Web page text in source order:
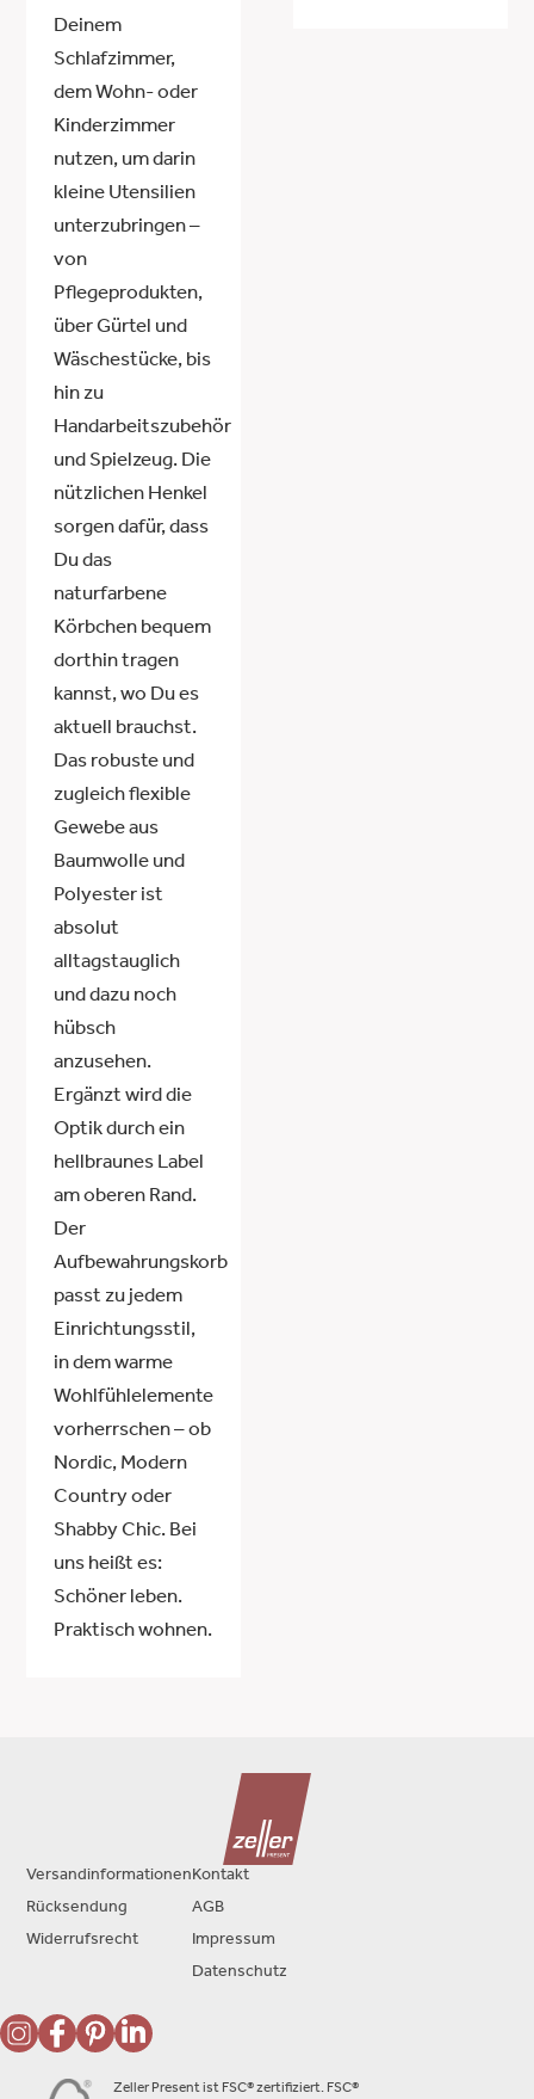
Deinem
Schlafzimmer,
dem Wohn- oder
Kinderzimmer
nutzen, um darin
kleine Utensilien
unterzubringen –
von
Pflegeprodukten,
über Gürtel und
Wäschestücke, bis
hin zu
Handarbeitszubehör
und Spielzeug. Die
nützlichen Henkel
sorgen dafür, dass
Du das
naturfarbene
Körbchen bequem
dorthin tragen
kannst, wo Du es
aktuell brauchst.
Das robuste und
zugleich flexible
Gewebe aus
Baumwolle und
Polyester ist
absolut
alltagstauglich
und dazu noch
hübsch
anzusehen.
Ergänzt wird die
Optik durch ein
hellbraunes Label
am oberen Rand.
Der
Aufbewahrungskorb
passt zu jedem
Einrichtungsstil,
in dem warme
Wohlfühlelemente
vorherrschen – ob
Nordic, Modern
Country oder
Shabby Chic. Bei
uns heißt es:
Schöner leben.
Praktisch wohnen.
Zeller Present ist FSC® zertifiziert. FSC®
Versandinformationen
Rücksendung
Widerrufsrecht
Kontakt
AGB
Impressum
Datenschutz